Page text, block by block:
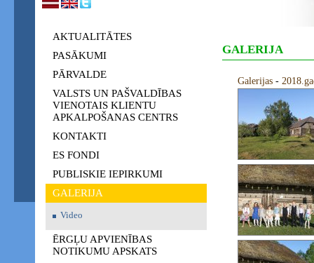
AKTUALITĀTES
PASĀKUMI
PĀRVALDE
VALSTS UN PAŠVALDĪBAS
VIENOTAIS KLIENTU
APKALPOŠANAS CENTRS
KONTAKTI
ES FONDI
PUBLISKIE IEPIRKUMI
GALERIJA
Video
ĒRGĻU APVIENĪBAS
NOTIKUMU APSKATS
GALERIJA
Galerijas -